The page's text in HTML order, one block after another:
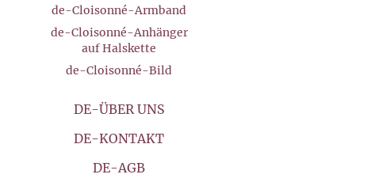
de-Cloisonné-Armband
de-Cloisonné-Anhänger
auf Halskette
de-Cloisonné-Bild
DE-ÜBER UNS
DE-KONTAKT
DE-AGB